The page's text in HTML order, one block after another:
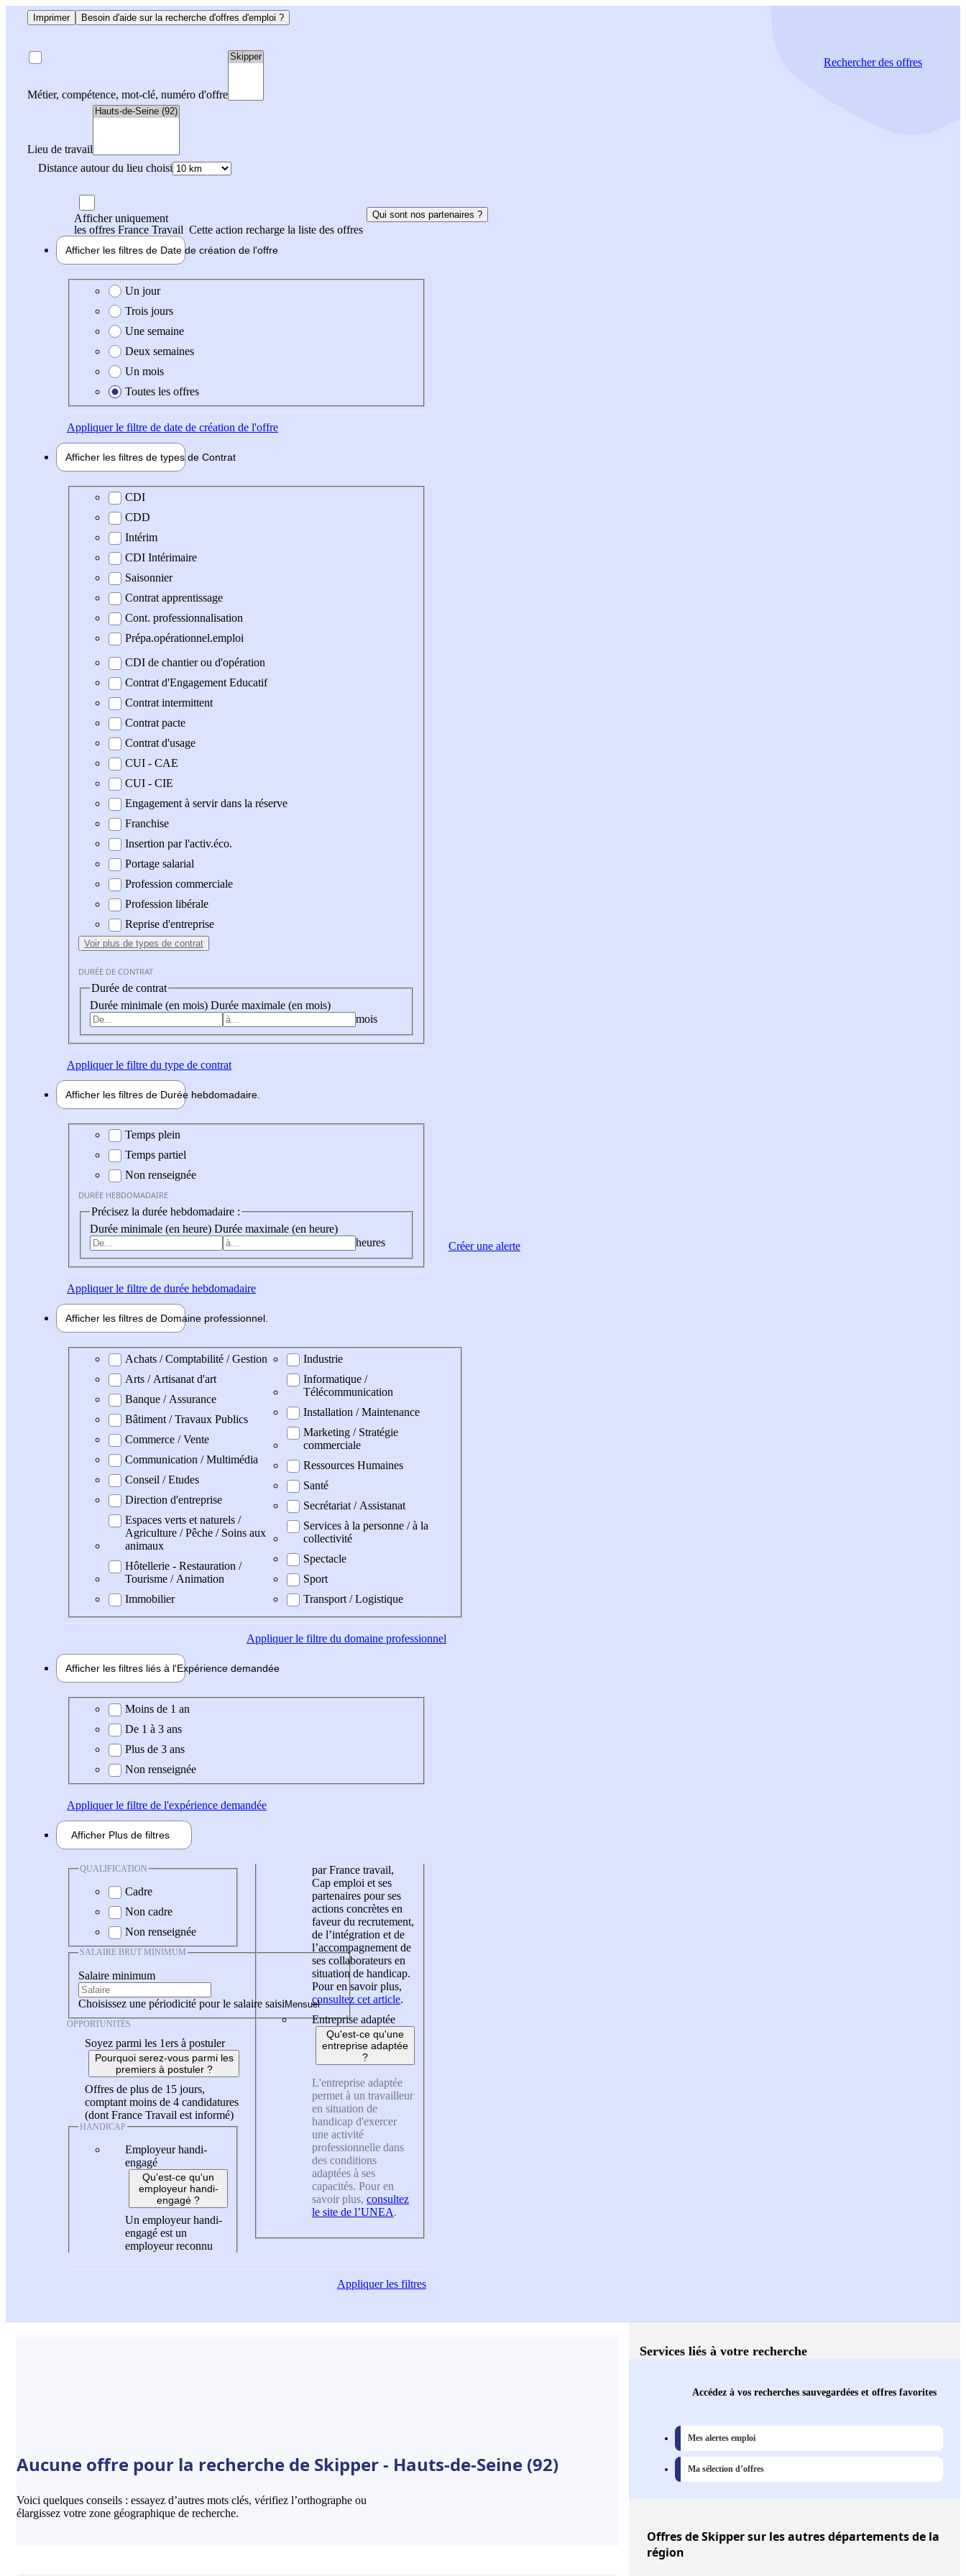
Imprimer Besoin d'aide sur la recherche d'offres d'emploi ?
Métier, compétence, mot-clé, numéro d'offre
Lieu de travail
Distance autour du lieu choisi
Rechercherdes offres
Afficher uniquement
les offres France Travail Cette action recharge la liste des offres
Qui sont nos partenaires ?
Afficher les filtres de Date de création de l'offre
Date de création de l'offre
Un jour
Trois jours
Une semaine
Deux semaines
Un mois
Toutes les offres
Appliquerle filtre de date de création de l'offre
Afficher les filtres de types de Contrat
Type de contrat
CDI
CDD
Intérim
CDI Intérimaire
Saisonnier
Contrat apprentissage
Cont. professionnalisation
Prépa.opérationnel.emploi
CDI de chantier ou d'opération
Contrat d'Engagement Educatif
Contrat intermittent
Contrat pacte
Contrat d'usage
CUI - CAE
CUI - CIE
Engagement à servir dans la réserve
Franchise
Insertion par l'activ.éco.
Portage salarial
Profession commerciale
Profession libérale
Reprise d'entreprise
Voir plus de types de contrat
DURÉE DE CONTRAT
Durée de contrat
Durée minimale (en mois) Durée maximale (en mois)
mois
Appliquerle filtre du type de contrat
Afficher les filtres de Durée hebdomadaire
Durée hebdomadaire
Temps plein
Temps partiel
Non renseignée
DURÉE HEBDOMADAIRE
Précisez la durée hebdomadaire :
Durée minimale (en heure) Durée maximale (en heure)
heures
Appliquerle filtre de durée hebdomadaire
Afficher les filtres de Domaine professionnel
Domaine professionel
Achats / Comptabilité / Gestion
Arts / Artisanat d'art
Banque / Assurance
Bâtiment / Travaux Publics
Commerce / Vente
Communication / Multimédia
Conseil / Etudes
Direction d'entreprise
Espaces verts et naturels /
Agriculture / Pêche / Soins aux
animaux
Hôtellerie - Restauration /
Tourisme / Animation
Immobilier
Industrie
Informatique /
Télécommunication
Installation / Maintenance
Marketing / Stratégie
commerciale
Ressources Humaines
Santé
Secrétariat / Assistanat
Services à la personne / à la
collectivité
Spectacle
Sport
Transport / Logistique
Appliquerle filtre du domaine professionnel
Afficher les filtres liés à l'Expérience demandée
Expérience demandée
Moins de 1 an
De 1 à 3 ans
Plus de 3 ans
Non renseignée
Appliquerle filtre de l'expérience demandée
Afficher Plus de filtres
QUALIFICATION
Cadre
Non cadre
Non renseignée
SALAIRE BRUT MINIMUM
Salaire minimum
Choisissez une périodicité pour le salaire saisi
OPPORTUNITÉS
Soyez parmi les 1ers à postuler
Pourquoi serez-vous parmi les
premiers à postuler ?
Offres de plus de 15 jours,
comptant moins de 4 candidatures
(dont France Travail est informé)
HANDICAP
Employeur handi-
engagé
Qu'est-ce qu'un
employeur handi-
engagé ?
Un employeur handi-
engagé est un
employeur reconnu
par France travail,
Cap emploi et ses
partenaires pour ses
actions concrètes en
faveur du recrutement,
de l’intégration et de
l’accompagnement de
ses collaborateurs en
situation de handicap.
Pour en savoir plus,
consultez cet article.
Entreprise adaptée
Qu'est-ce qu'une
entreprise adaptée
?
L'entreprise adaptée
permet à un travailleur
en situation de
handicap d'exercer
une activité
professionnelle dans
des conditions
adaptées à ses
capacités. Pour en
savoir plus, consultez
le site de l’UNEA.
Appliquerles filtres
Créer une alerte
Aucune offre pour la recherche de Skipper - Hauts-de-Seine (92)
Voici quelques conseils : essayez d’autres mots clés, vérifiez l’orthographe ou
élargissez votre zone géographique de recherche.
Services liés à votre recherche
Accédez à vos recherches sauvegardées et offres favorites
Mes alertes emploi
Ma sélection d’offres
Offresde Skipper sur les autres départements de la
région